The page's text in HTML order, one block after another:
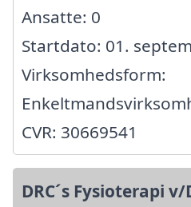
Ansatte: 0
Startdato: 01.
Virksomhedsform:
CVR: 30669541
DRC´s Fysioterapi